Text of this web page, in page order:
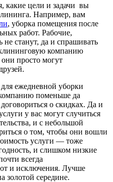
какие цели и задачи вы
Например, вам
, уборка помещения после
работ. Рабочие,
не станут, да и спрашивать
компанию
они просто могут
ежедневной уборки
поменьше да
о скидках. Да и
у вас могут случиться
и с небольшой
о том, чтобы они вошли
услуги — тоже
и слишком низкие
всегда
и исключения. Лучше
золотой середине.